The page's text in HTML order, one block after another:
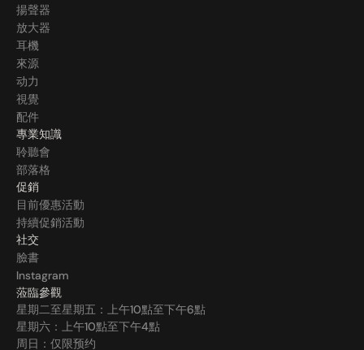
揚聲器
放大器
耳機
來源
动力
視覺
配件
專業知識
聆聽會
部落格
促銷
目前優惠活動
持續促銷活動
社交
臉書
Instagram
蒞臨參觀
星期二至星期五：上午10點至下午6點
星期六：上午10點至下午4點
周日：仅限预约